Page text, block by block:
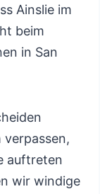
Ainslie im
beim
in San
auftreten
wir windige